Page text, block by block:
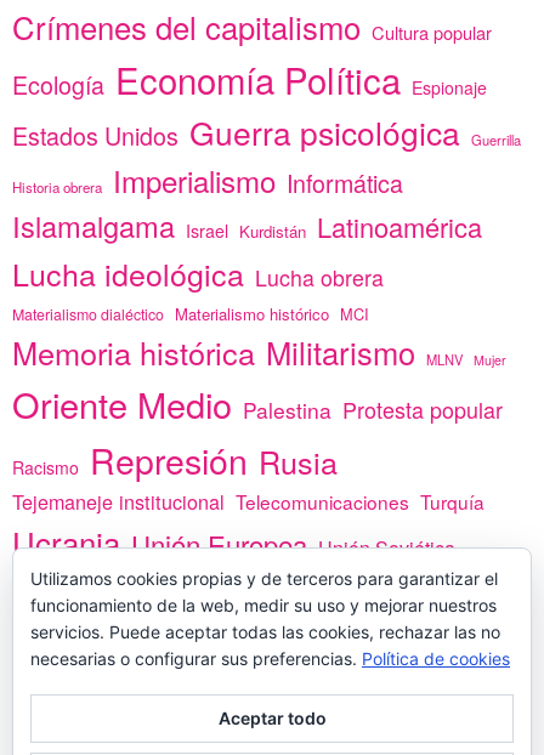
Crímenes del capitalismo Cultura popular
Ecología Economía Política Espionaje
Estados Unidos Guerra psicológica Guerrilla
Historia obrera Imperialismo Informática
Islamalgama Israel Kurdistán Latinoamérica
Lucha ideológica Lucha obrera
Materialismo dialéctico Materialismo histórico MCI
Memoria histórica Militarismo MLNV Mujer
Oriente Medio Palestina Protesta popular
Racismo Represión Rusia
Tejemaneje institucional Telecomunicaciones Turquía
Ucrania Unión Europea Unión Soviética
vacunas Yemen África
PREGÚNTANOS
Utilizamos cookies propias y de terceros para garantizar el
funcionamiento de la web, medir su uso y mejorar nuestros
servicios. Puede aceptar todas las cookies, rechazar las no
necesarias o configurar sus preferencias. Política de cookies
Aceptar todo